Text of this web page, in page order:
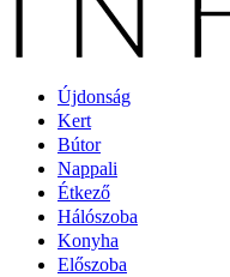
Újdonság
Kert
Bútor
Nappali
Étkező
Hálószoba
Konyha
Előszoba